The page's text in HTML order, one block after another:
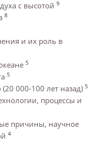
с высотой 9
8
и их роль в
5
5
000-100 лет назад) 5
процессы и
причины, научное
4